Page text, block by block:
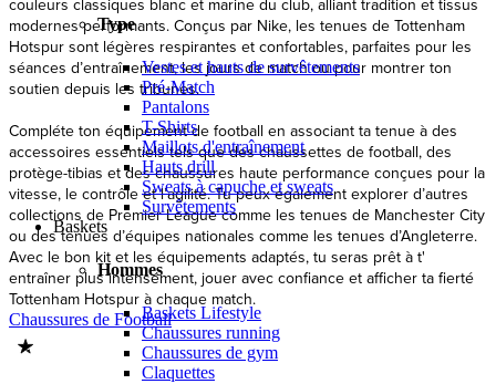
Type
Vestes et hauts de survêtements
Pré-Match
Pantalons
T-Shirts
Maillots d'entraînement
Hauts drill
Sweats à capuche et sweats
Survêtements
Baskets
Hommes
Baskets Lifestyle
Chaussures running
Chaussures de gym
Claquettes
couleurs classiques blanc et marine du club, alliant tradition et tissus
modernes performants. Conçus par Nike, les tenues de Tottenham
Hotspur sont légères respirantes et confortables, parfaites pour les
séances d’entraînement, les jours de match ou pour montrer ton
soutien depuis les tribunes.
Compléte ton équipement de football en associant ta tenue à des
accessoires essentiels tels que des chaussettes de football, des
protège-tibias et des chaussures haute performance conçues pour la
vitesse, le contrôle et l’agilité. Tu peux également explorer d’autres
collections de Premier League comme les tenues de Manchester City
ou des tenues d’équipes nationales comme les tenues d’Angleterre.
Avec le bon kit et les équipements adaptés, tu seras prêt à t'
entraîner plus intensément, jouer avec confiance et afficher ta fierté
Tottenham Hotspur à chaque match.
Chaussures de Football